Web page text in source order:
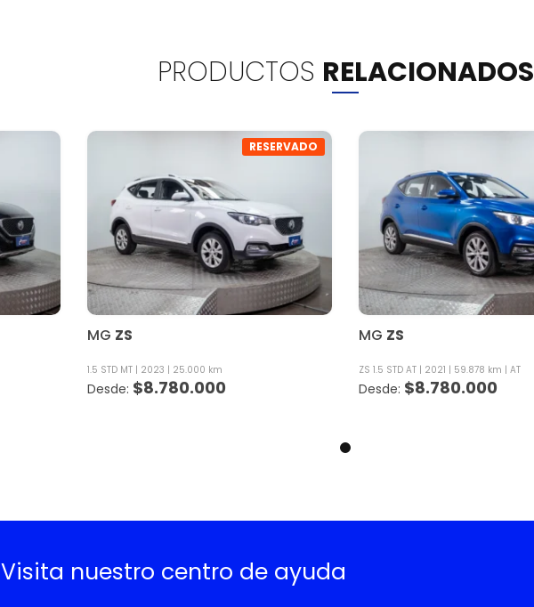
PRODUCTOS RELACIONADOS
RESERVADO
MG ZS
1.5 STD MT 2023 25.000 km
$8.780.000
MG ZS
ZS 1.5 STD AT 2021 59.878 km AT
$8.780.000
Visita nuestro centro de ayuda